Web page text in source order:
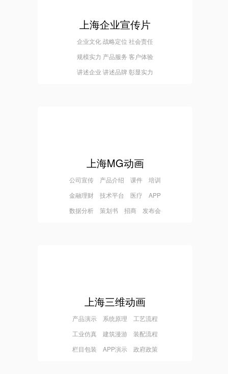
上海企业宣传片
企业文化 战略定位 社会责任
规模实力 产品服务 客户体验
讲述企业 讲述品牌 彰显实力
上海MG动画
公司宣传 产品介绍 课件 培训
金融理财 技术平台 医疗 APP
数据分析 策划书 招商 发布会
上海三维动画
产品演示 系统原理 工艺流程
工业仿真 建筑漫游 装配流程
栏目包装 APP演示 政府政策